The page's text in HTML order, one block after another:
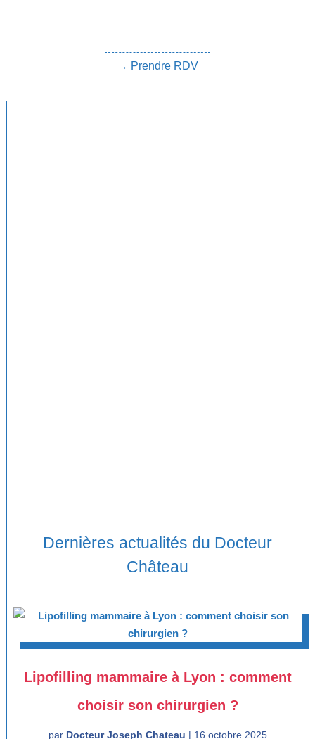
→ Prendre RDV
Dernières actualités du Docteur
Château
Lipofilling mammaire à Lyon : comment
choisir son chirurgien ?
par Docteur Joseph Chateau | 16 octobre 2025